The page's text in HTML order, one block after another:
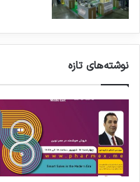
نوشته‌های تازه